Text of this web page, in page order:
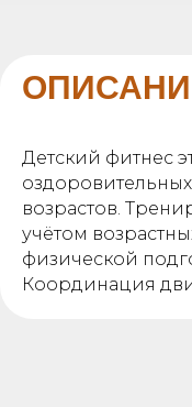
Детский фитнес
возрастов.
учётом
физической
Координация